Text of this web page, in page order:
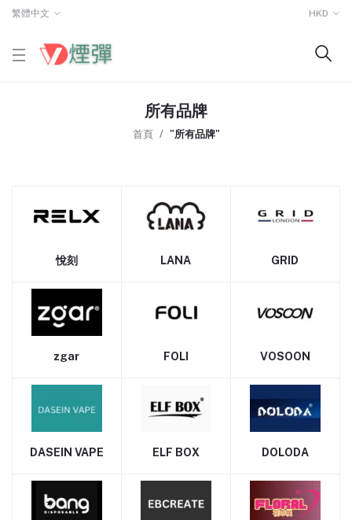
繁體中文 HKD
所有品牌
首頁 "所有品牌"
悅刻 LANA GRID
zgar FOLI VOSOON
DASEIN VAPE ELF BOX DOLODA